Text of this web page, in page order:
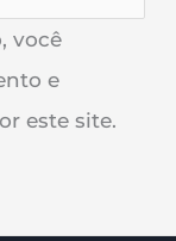
você
e
este site.